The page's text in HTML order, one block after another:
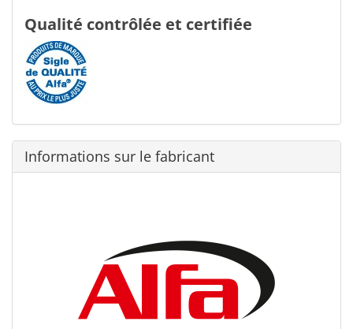
Qualité contrôlée et certifiée
Informations sur le fabricant